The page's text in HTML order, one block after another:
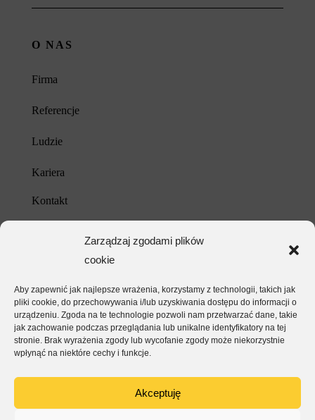
Zarządzaj zgodami plików
cookie
Aby zapewnić jak najlepsze wrażenia, korzystamy z technologii, takich jak
pliki cookie, do przechowywania i/lub uzyskiwania dostępu do informacji o
urządzeniu. Zgoda na te technologie pozwoli nam przetwarzać dane, takie
jak zachowanie podczas przeglądania lub unikalne identyfikatory na tej
stronie. Brak wyrażenia zgody lub wycofanie zgody może niekorzystnie
wpłynąć na niektóre cechy i funkcje.
Akceptuję
O NAS
Firma
Referencje
Ludzie
Kariera
Kontakt
Polityka prywatności